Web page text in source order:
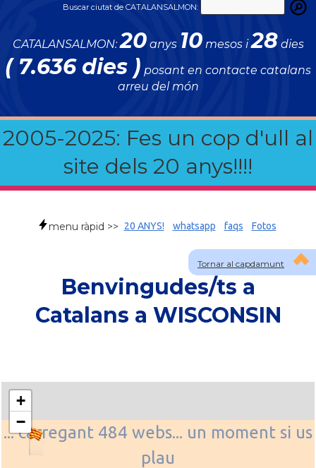
Buscar ciutat de CATALANSALMON:
CATALANSALMON:20anys 10mesos i28 dies
( 7.636 dies ) posant en contacte catalans
arreu del món
2005-2025: Fes un cop d'ull al
site dels 20 anys!!!!
Tornar al capdamunt
menu ràpid >> 20 ANYS! whatsapp faqs Fotos
Benvingudes/ts a
Catalans a WISCONSIN
... carregant 484 webs... un moment si us
plau
+
−